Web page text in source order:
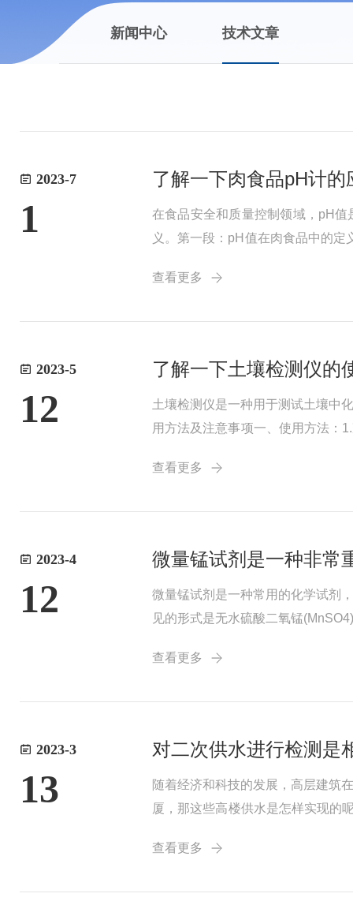
新闻中心 技术文章
2023-7
1
了解一下肉食品pH计的
在食品安全和质量控制领域，pH
义。第一段：pH值在肉食品中的
查看更多
2023-5
12
了解一下土壤检测仪的
土壤检测仪是一种用于测试土壤中
用方法及注意事项一、使用方法：
壤样品...
查看更多
2023-4
12
微量锰试剂是一种非常
微量锰试剂是一种常用的化学试剂
见的形式是无水硫酸二氧锰
镜、...
查看更多
2023-3
13
对二次供水进行检测是
随着经济和科技的发展，高层建筑
厦，那这些高楼供水是怎样实现的
水的水质更易被污染...
查看更多